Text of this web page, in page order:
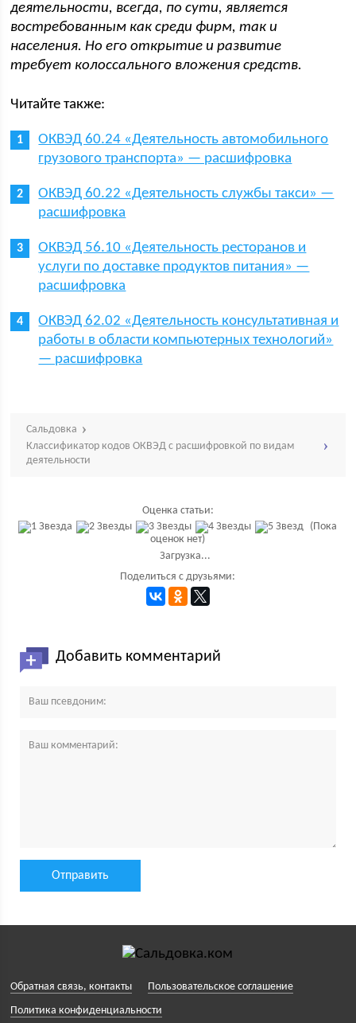
деятельности, всегда, по сути, является
востребованным как среди фирм, так и
населения. Но его открытие и развитие
требует колоссального вложения средств.
Читайте также:
ОКВЭД 60.24 «Деятельность автомобильного
грузового транспорта» — расшифровка
ОКВЭД 60.22 «Деятельность службы такси» —
расшифровка
ОКВЭД 56.10 «Деятельность ресторанов и
услуги по доставке продуктов питания» —
расшифровка
ОКВЭД 62.02 «Деятельность консультативная и
работы в области компьютерных технологий»
— расшифровка
Сальдовка
Классификатор кодов ОКВЭД с расшифровкой по видам
деятельности
Оценка статьи:
(Пока
оценок нет)
Загрузка...
Поделиться с друзьями:
Добавить комментарий
Обратная связь, контакты
Пользовательское соглашение
Политика конфиденциальности